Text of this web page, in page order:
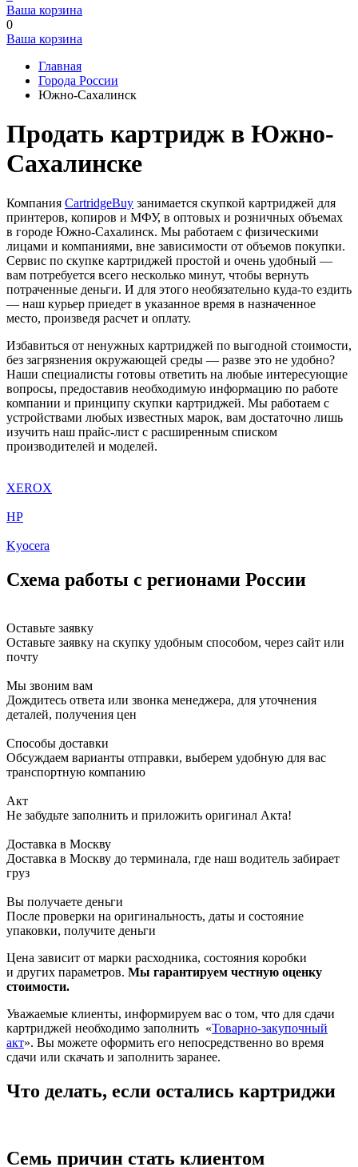
Ваша корзина
0
Ваша корзина
Главная
Города России
Южно-Сахалинск
Продать картридж в Южно-
Сахалинске
Компания CartridgeBuy занимается скупкой картриджей для
принтеров, копиров и МФУ, в оптовых и розничных объемах
в городе Южно-Сахалинск. Мы работаем с физическими
лицами и компаниями, вне зависимости от объемов покупки.
Сервис по скупке картриджей простой и очень удобный —
вам потребуется всего несколько минут, чтобы вернуть
потраченные деньги. И для этого необязательно куда-то ездить
— наш курьер приедет в указанное время в назначенное
место, произведя расчет и оплату.
Избавиться от ненужных картриджей по выгодной стоимости,
без загрязнения окружающей среды — разве это не удобно?
Наши специалисты готовы ответить на любые интересующие
вопросы, предоставив необходимую информацию по работе
компании и принципу скупки картриджей. Мы работаем с
устройствами любых известных марок, вам достаточно лишь
изучить наш прайс-лист с расширенным списком
производителей и моделей.
XEROX
HP
Kyocera
Схема работы с регионами России
Оставьте заявку
Оставьте заявку на скупку удобным способом, через сайт или
почту
Мы звоним вам
Дождитесь ответа или звонка менеджера, для уточнения
деталей, получения цен
Способы доставки
Обсуждаем варианты отправки, выберем удобную для вас
транспортную компанию
Акт
Не забудьте заполнить и приложить оригинал Акта!
Доставка в Москву
Доставка в Москву до терминала, где наш водитель забирает
груз
Вы получаете деньги
После проверки на оригинальность, даты и состояние
упаковки, получите деньги
Цена зависит от марки расходника, состояния коробки
и других параметров. Мы гарантируем честную оценку
стоимости.
Уважаемые клиенты, информируем вас о том, что для сдачи
картриджей необходимо заполнить «Товарно-закупочный
акт». Вы можете оформить его непосредственно во время
сдачи или скачать и заполнить заранее.
Что делать, если остались картриджи
Семь причин стать клиентом